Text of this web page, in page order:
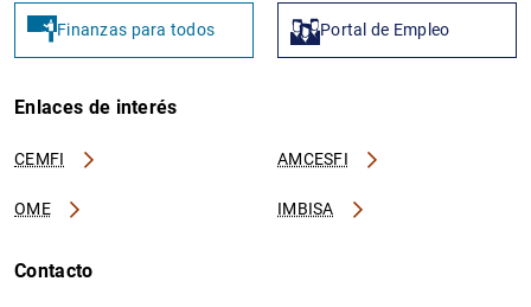
Finanzas para todos Portal de Empleo
Enlaces de interés
CEMFI AMCESFI
OME IMBISA
Contacto